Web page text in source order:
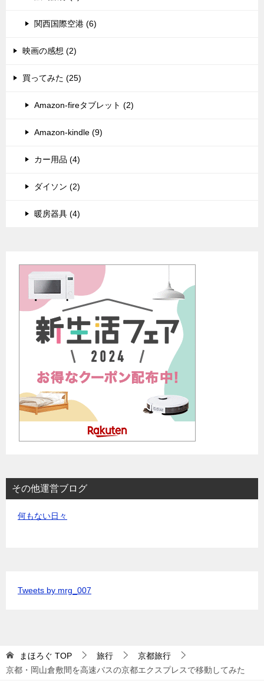
関西国際空港 (6)
映画の感想 (2)
買ってみた (25)
Amazon-fireタブレット (2)
Amazon-kindle (9)
カー用品 (4)
ダイソン (2)
暖房器具 (4)
その他運営ブログ
何もない日々
Tweets by mrg_007
まほろぐ TOP 旅行
京都旅行
京都・岡山倉敷間を高速バスの京都エクスプレスで移動してみた